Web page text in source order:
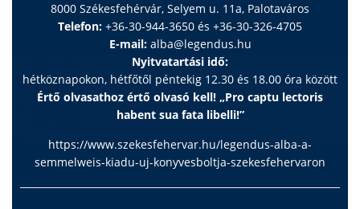
8000 Székesfehérvár, Selyem u. 11a, Palotaváros
Telefon: +36-30-944-3650 és +36-30-326-4705
E-mail: alba@legendus.hu
Nyitvatartási idő:
hétköznapokon, hétfőtől péntekig 12.30 és 18.00 óra között
Értő olvasathoz értő olvasó kell! „Pro captu lectoris
habent sua fata libelli!”
https://www.szekesfehervar.hu/legendus-alba-a-
semmelweis-kiadu-uj-konyvesboltja-szekesfehervaron